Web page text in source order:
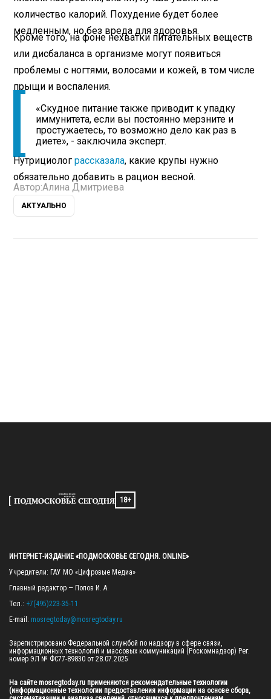
количество калорий. Похудение будет более
медленным, но без вреда для здоровья.
Кроме того, на фоне нехватки питательных веществ
или дисбаланса в организме могут появиться
проблемы с ногтями, волосами и кожей, в том числе
прыщи и воспаления.
«Скудное питание также приводит к упадку
иммунитета, если вы постоянно мерзните и
простужаетесь, то возможно дело как раз в
диете», - заключила эксперт.
Нутрициолограссказала, какие крупы нужно
обязательно добавить в рацион весной.
Автор:Алина Дмитриева
АКТУАЛЬНО
18+
ИНТЕРНЕТ-ИЗДАНИЕ «ПОДМОСКОВЬЕ СЕГОДНЯ. ONLINE»
Учредители: ГАУ МО «Цифровые Медиа»
Главный редактор — Попов И. А.
Тел.: +7(495)223-35-11
E-mail: mosregtoday@mosregtoday.ru
Зарегистрировано Федеральной службой по надзору в сфере связи,
информационных технологий и массовых коммуникаций (Роскомнадзор) Рег.
номер ЭЛ № ФС77-89830 от 28.07.2025
На сайте mosregtoday.ru применяются рекомендательные технологии
(информационные технологии предоставления информации на основе сбора,